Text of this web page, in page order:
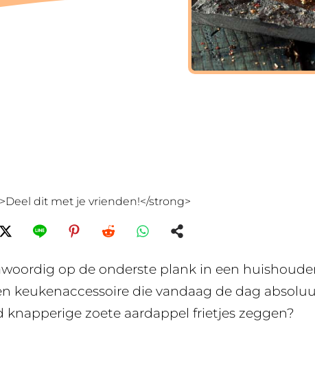
dit met je vrienden!</strong>
op de onderste plank in een
keukenaccessoire die vandaag de dag
zoete aardappel frietjes zeggen?